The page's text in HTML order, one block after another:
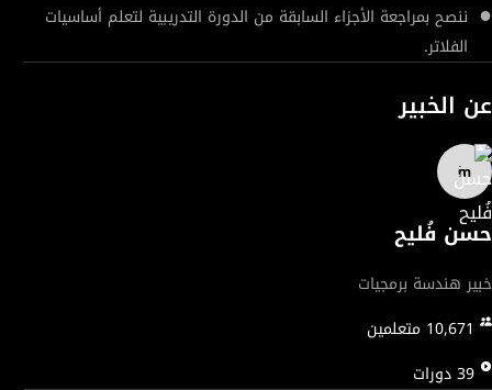
ننصح بمراجعة الأجزاء السابقة من الدورة التدريبية لتعلم أساسيات
الفلاتر.
عن الخبير
حسن فُليح
خبير هندسة برمجيات
10,671 متعلمين
39دورات